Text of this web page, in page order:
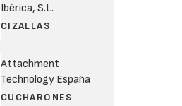
Ibérica, S.L.
CIZALLAS
Attachment
Technology España
CUCHARONES